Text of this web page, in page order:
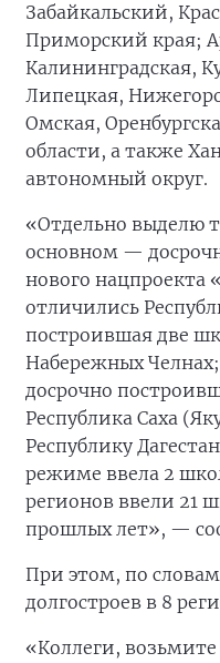
Забайкальский,
Приморский края;
Калининградская,
Липецкая,
Омская,
области, а также
автономный округ.
«Отдельно выделю
основном —
нового нацпроекта
отличились
построившая две
Набережных
досрочно
Республика Саха
Республику
режиме ввела 2
регионов ввели 21
прошлых лет», —
При этом, по
долгостроев в 8
«Коллеги,